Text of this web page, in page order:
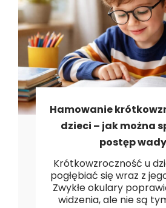
Hamowanie
dzieci – jak można
postęp
Krótkowzroczność u
pogłębiać się wraz z
Zwykłe okulary
widzenia, ale nie są